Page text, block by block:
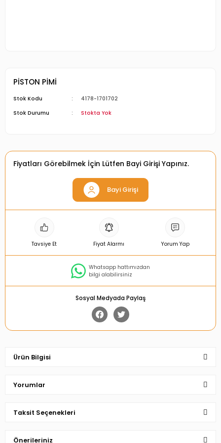
PİSTON PİMİ
Stok Kodu
4178-1701702
Stok Durumu
Stokta Yok
Fiyatları Görebilmek İçin Lütfen Bayi Girişi Yapınız.
Bayi Girişi
Tavsiye Et Fiyat Alarmı Yorum Yap
Whatsapp hattımızdan
bilgi alabilirsiniz
Sosyal Medyada Paylaş
Ürün Bilgisi
Yorumlar
Taksit Seçenekleri
Önerileriniz